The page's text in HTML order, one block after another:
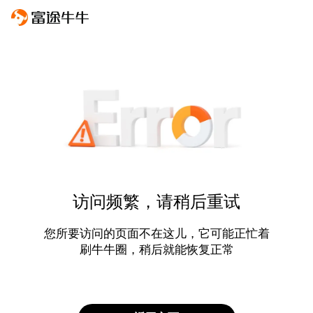
访问频繁，请稍后重试
您所要访问的页面不在这儿，它可能正忙着
刷牛牛圈，稍后就能恢复正常